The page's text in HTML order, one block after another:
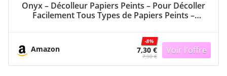
Onyx – Décolleur Papiers Peints – Pour Décoller
Facilement Tous Types de Papiers Peints –
Amazon 7,30 €
-8%
7,90 €